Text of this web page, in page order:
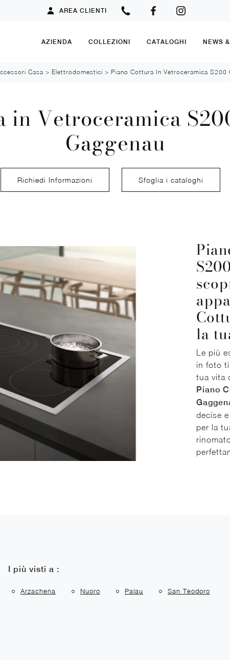
AREA CLIENTI
AZIENDA COLLEZIONI CATALOGHI NEWS
Casa > Elettrodomestici > Piano Cottura In Vetroceramica S200
in Vetroceramica
Gaggenau
Richiedi Informazioni Sfoglia i cataloghi
la
Le più
in foto
tua vita
Piano
decise
per la
I più visti a :
Arzachena Nuoro Palau San Teodoro